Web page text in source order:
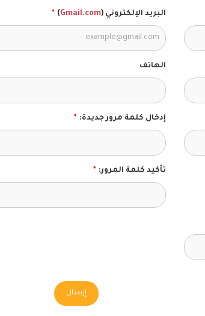
البريد الإلكتروني (Gmail.com
)
*
الهاتف
إدخال كلمة مرور جديدة: *
تأكيد كلمة المرور: *
إرسال